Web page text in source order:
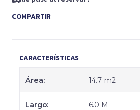
COMPARTIR
CARACTERÍSTICAS
Área: 14.7 m2
Largo: 6.0 M